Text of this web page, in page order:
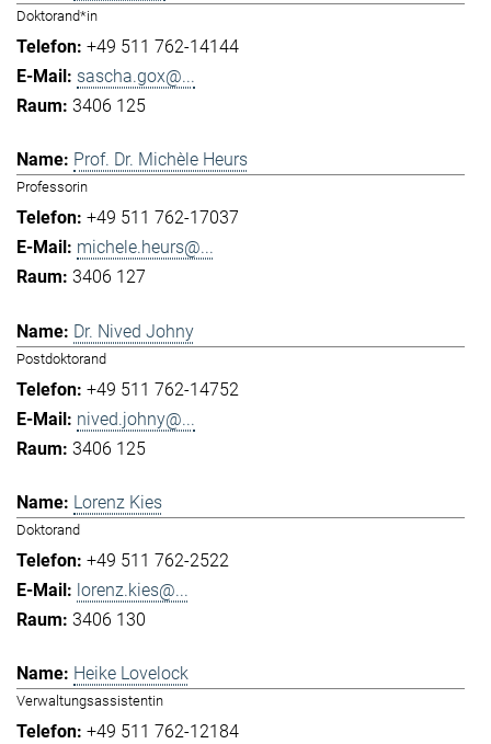
Doktorand*in
+49 511 762-14144
sascha.gox@...
3406 125
Prof. Dr. Michèle Heurs
Professorin
+49 511 762-17037
michele.heurs@...
3406 127
Dr. Nived Johny
Postdoktorand
+49 511 762-14752
nived.johny@...
3406 125
Lorenz Kies
Doktorand
+49 511 762-2522
lorenz.kies@...
3406 130
Heike Lovelock
Verwaltungsassistentin
+49 511 762-12184